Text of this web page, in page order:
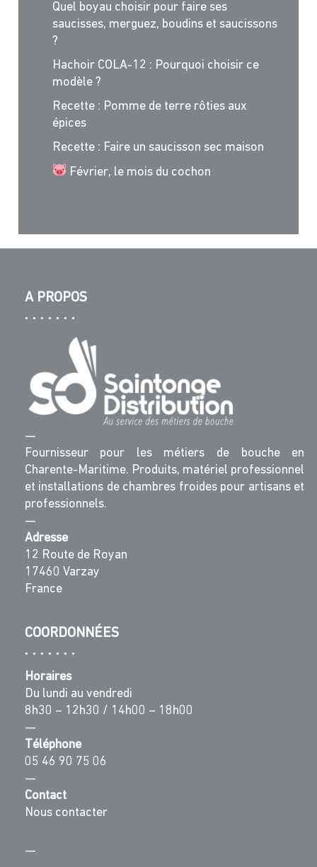
Quel boyau choisir pour faire ses
saucisses, merguez, boudins et saucissons
?
Hachoir COLA-12 : Pourquoi choisir ce
modèle ?
Recette : Pomme de terre rôties aux
épices
Recette : Faire un saucisson sec maison
Février, le mois du cochon
A PROPOS
—
Fournisseur pour les métiers de bouche en
Charente-Maritime. Produits, matériel professionnel
et installations de chambres froides pour artisans et
professionnels.
—
Adresse
12 Route de Royan
17460 Varzay
France
COORDONNÉES
Horaires
Du lundi au vendredi
8h30 – 12h30 / 14h00 – 18h00
—
Téléphone
05 46 90 75 06
—
Contact
Nous contacter
—